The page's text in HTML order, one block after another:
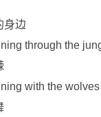
身边
through the
with the wolves